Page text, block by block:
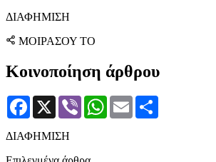
ΔΙΑΦΗΜΙΣΗ
ΜΟΙΡΑΣΟΥ ΤΟ
Κοινοποίηση άρθρου
Facebook
X Viber WhatsApp
Email
ΔΙΑΦΗΜΙΣΗ